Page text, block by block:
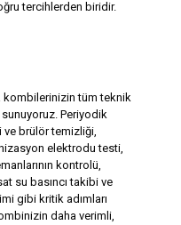
tercihlerden biridir.
kombilerinizin tüm teknik
Periyodik
ve brülör temizliği,
elektrodu testi,
kontrolü,
su basıncı takibi ve
gibi kritik adımları
daha verimli,